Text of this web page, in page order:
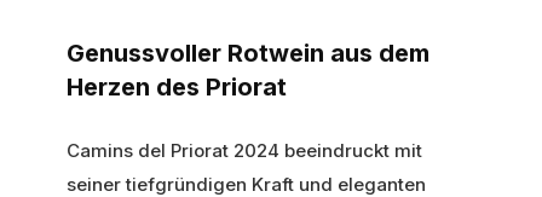
Genussvoller Rotwein aus dem
Herzen des Priorat
Camins del Priorat 2024 beeindruckt mit
seiner tiefgründigen Kraft und eleganten